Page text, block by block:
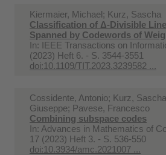
Kiermaier, Michael; Kurz, Sascha
Classification of Δ-Divisible
Spanned by Codewords of
In: IEEE Transactions on
(2023) Heft 6. - S. 3544-3551
doi:10.1109/TIT.2023.3239582 ...
Cossidente, Antonio; Kurz,
Giuseppe; Pavese, Francesco
Combining subspace codes
In: Advances in Mathematics of
17 (2023) Heft 3. - S. 536-550
doi:10.3934/amc.2021007 ...